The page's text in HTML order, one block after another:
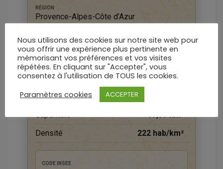
RÉGION
Provence-Alpes-Côte d’Azur
Vaucluse
DONNÉES TERRITORIALES
Habitants (2023)
Superficie
17,37 km²
Densité
222 hab/km²
CODE INSEE
Nous utilisons des cookies sur notre site web pour
vous offrir une expérience plus pertinente en
mémorisant vos préférences et vos visites
répétées. En cliquant sur "Accepter", vous
consentez à l'utilisation de TOUS les cookies.
Paramètres cookies
ACCEPTER